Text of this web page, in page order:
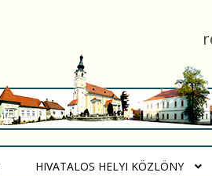
(CURRENT)HIVATALOS HELYI KÖZLÖNY